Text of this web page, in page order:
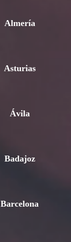
Almería
Asturias
Ávila
Badajoz
Barcelona